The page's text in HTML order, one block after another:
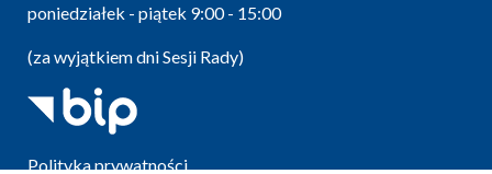
poniedziałek - piątek 9:00 - 15:00
(za wyjątkiem dni Sesji Rady)
Polityka prywatności